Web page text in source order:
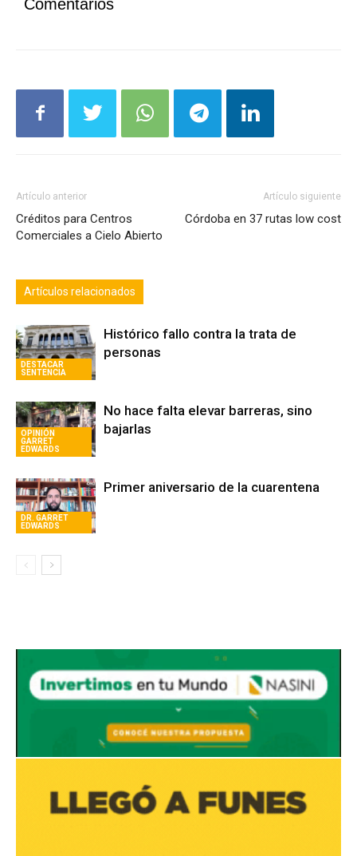
Comentarios
Artículo anterior
Créditos para Centros
Comerciales a Cielo Abierto
Artículo siguiente
Córdoba en 37 rutas low cost
Artículos relacionados
DESTACAR
SENTENCIA
Histórico fallo contra la trata de
personas
OPINIÓN
GARRET
EDWARDS
No hace falta elevar barreras, sino
bajarlas
DR. GARRET
EDWARDS
Primer aniversario de la cuarentena